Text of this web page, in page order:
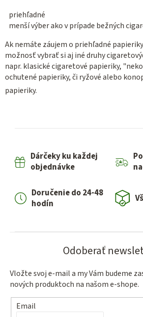
priehľadné
menší výber ako v prípade bežných
Ak nemáte záujem o priehľadné
možnosť vybrať si aj iné druhy
napr. klasické cigaretové papieriky,
ochutené papieriky, či ryžové alebo
papieriky.
Dárčeky ku každej
objednávke
Doručenie do 24-48
hodín
Odoberať
Vložte svoj e-mail a my Vám budeme
nových produktoch na našom e-shope.
Email